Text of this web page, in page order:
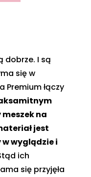
dobrze. I są
się w
Premium łączy
na
jest
wyglądzie i
ich
się przyjęła